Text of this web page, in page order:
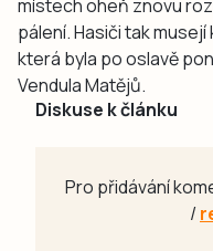
místech oheň znovu
pálení. Hasiči tak
která byla po oslavě
Vendula Matějů.
Diskuse k článku
Pro přidávání
/